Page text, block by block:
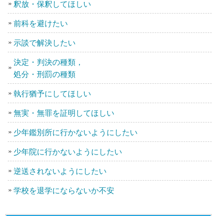
釈放・保釈してほしい
前科を避けたい
示談で解決したい
決定・判決の種類，
処分・刑罰の種類
執行猶予にしてほしい
無実・無罪を証明してほしい
少年鑑別所に行かないようにしたい
少年院に行かないようにしたい
逆送されないようにしたい
学校を退学にならないか不安